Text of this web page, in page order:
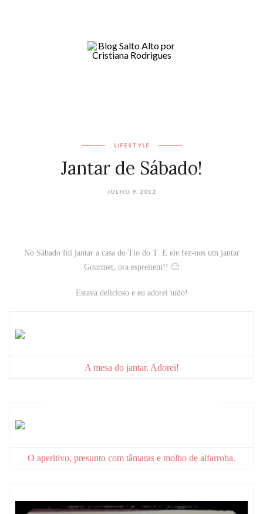
LIFESTYLE
Jantar de Sábado!
JULHO 9, 2012
No Sábado fui jantar a casa do Tio do T. E ele fez-nos um jantar
Gourmet, ora espreitem!! 🙂
Estava delicioso e eu adorei tudo!
A mesa do jantar. Adorei!
O aperitivo, presunto com tâmaras e molho de alfarroba.